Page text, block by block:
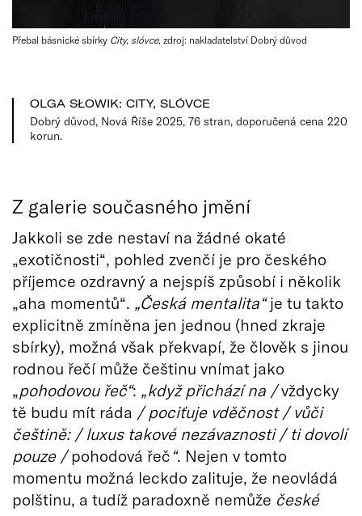
Přebal básnické sbírky City, slóvce, zdroj: nakladatelství Dobrý důvod
OLGA SŁOWIK: CITY, SLÓVCE
Dobrý důvod, Nová Říše 2025, 76 stran, doporučená cena 220
korun.
Z galerie současného jmění
Jakkoli se zde nestaví na žádné okaté
„exotičnosti“, pohled zvenčí je pro českého
příjemce ozdravný a nejspíš způsobí i několik
„aha momentů“. „Česká mentalita“je tu takto
explicitně zmíněna jen jednou (hned zkraje
sbírky), možná však překvapí, že člověk s jinou
rodnou řečí může češtinu vnímat jako
„pohodovou řeč“: „když přichází na /vždycky
tě budu mít ráda / pociťuje vděčnost / vůči
češtině: / luxus takové nezávaznosti / ti dovolí
pouze /pohodová řeč “. Nejen v tomto
momentu možná leckdo zalituje, že neovládá
polštinu, a tudíž paradoxně nemůže české